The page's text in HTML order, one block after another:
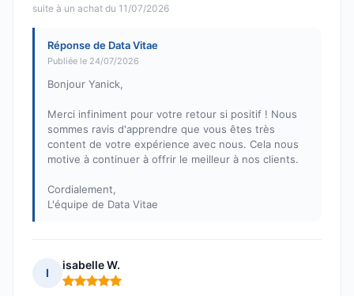
suite à un achat du 11/07/2026
Réponse de Data Vitae
Publiée le 24/07/2026
Bonjour Yanick,
Merci infiniment pour votre retour si positif ! Nous
sommes ravis d'apprendre que vous êtes très
content de votre expérience avec nous. Cela nous
motive à continuer à offrir le meilleur à nos clients.
Cordialement,
L'équipe de Data Vitae
I
isabelle W.
Note : 5 sur 5